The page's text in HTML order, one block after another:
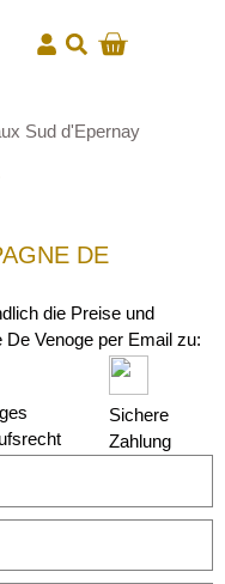
Sud d'Epernay
DE
die Preise und
Venoge per Email zu:
Sichere
Zahlung